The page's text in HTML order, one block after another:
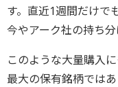
す。直近1週間だけで
今やアーク社の持ち
このような大量購入
最大の保有銘柄では